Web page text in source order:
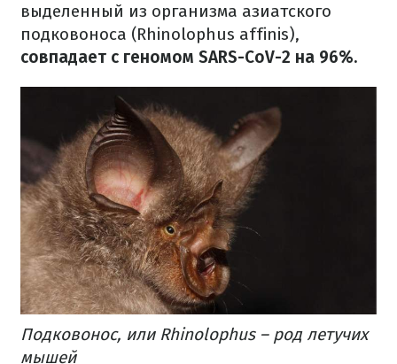
выделенный из организма азиатского
подковоноса (Rhinolophus affinis),
совпадает с геномом SARS-CoV-2 на 96%.
Подковонос, или Rhinolophus – род летучих
мышей